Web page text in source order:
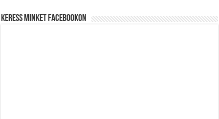
Keress minket Facebookon